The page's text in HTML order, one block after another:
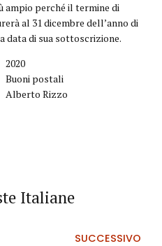
ampio perché il termine di
al 31 dicembre dell’anno di
data di sua sottoscrizione.
2020
Buoni postali
Alberto Rizzo
Italiane
SUCCESSIVO